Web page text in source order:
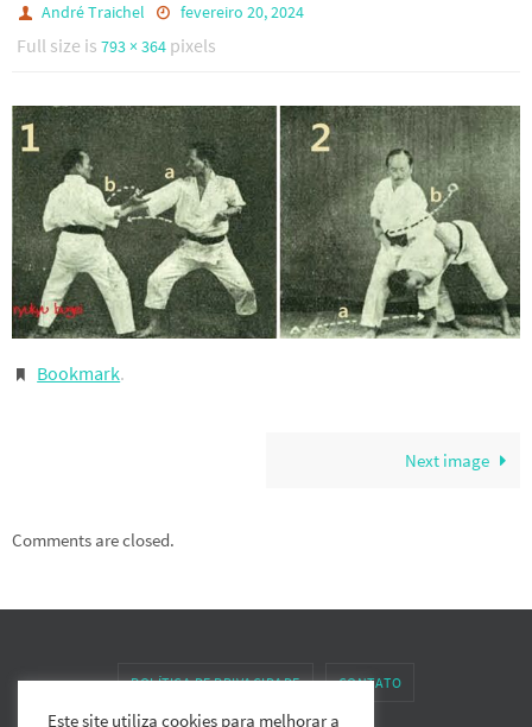
André Traichel fevereiro 20, 2024
Full size is 793 × 364 pixels
Bookmark.
Next image
Comments are closed.
POLÍTICA DE PRIVACIDADE CONTATO
Este site utiliza cookies para melhorar a